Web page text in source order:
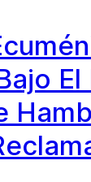
El